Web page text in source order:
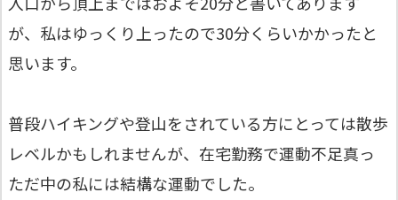
が、私はゆっくり上ったので30分くらいかかったと
思います。
普段ハイキングや登山をされている方にとっては散歩
レベルかもしれませんが、在宅勤務で運動不足真っ
ただ中の私には結構な運動でした。